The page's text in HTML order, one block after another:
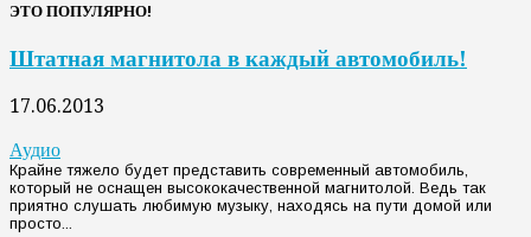
ЭТО ПОПУЛЯРНО!
Штатная магнитола в каждый автомобиль!
17.06.2013
Аудио
Крайне тяжело будет представить современный автомобиль,
который не оснащен высококачественной магнитолой. Ведь так
приятно слушать любимую музыку, находясь на пути домой или
просто...